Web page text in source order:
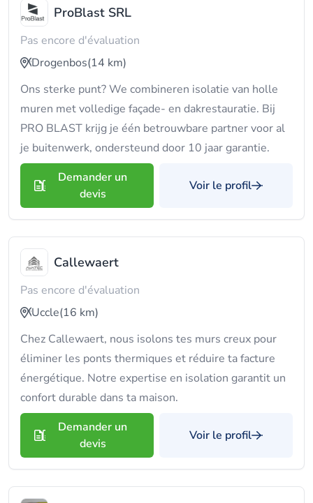
ProBlast SRL
Pas encore d'évaluation
Drogenbos(14 km)
Ons sterke punt? We combineren isolatie van holle
muren met volledige façade- en dakrestauratie. Bij
PRO BLAST krijg je één betrouwbare partner voor al
je buitenwerk, ondersteund door 10 jaar garantie.
Demander un
devis
Voir le profil
Callewaert
Pas encore d'évaluation
Uccle(16 km)
Chez Callewaert, nous isolons tes murs creux pour
éliminer les ponts thermiques et réduire ta facture
énergétique. Notre expertise en isolation garantit un
confort durable dans ta maison.
Demander un
devis
Voir le profil